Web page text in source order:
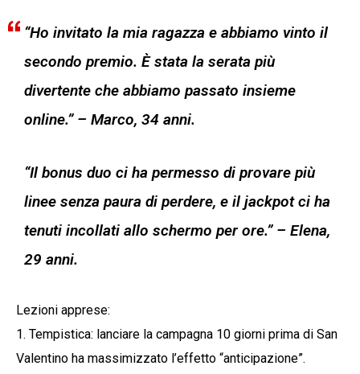
“Ho invitato la mia ragazza e abbiamo vinto il
secondo premio. È stata la serata più
divertente che abbiamo passato insieme
online.” – Marco, 34 anni.
“Il bonus duo ci ha permesso di provare più
linee senza paura di perdere, e il jackpot ci ha
tenuti incollati allo schermo per ore.” – Elena,
29 anni.
Lezioni apprese:
1. Tempistica: lanciare la campagna 10 giorni prima di San
Valentino ha massimizzato l’effetto “anticipazione”.